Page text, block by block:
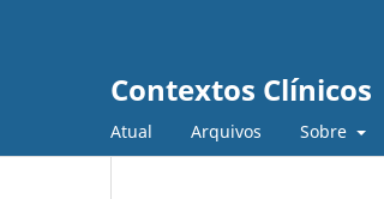
Contextos Clínicos
Atual Arquivos Sobre